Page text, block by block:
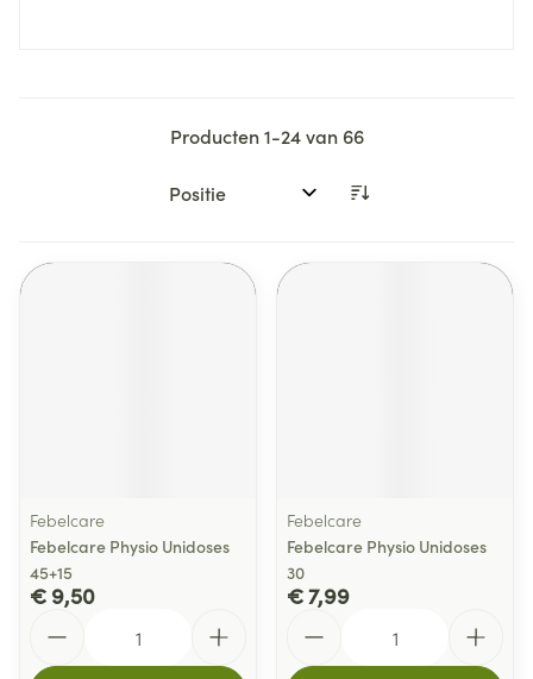
Producten1-24van 66
Sorteer op:
Febelcare
Febelcare Physio Unidoses
45+15
€ 9,50
Febelcare
Febelcare Physio Unidoses
30
€ 7,99